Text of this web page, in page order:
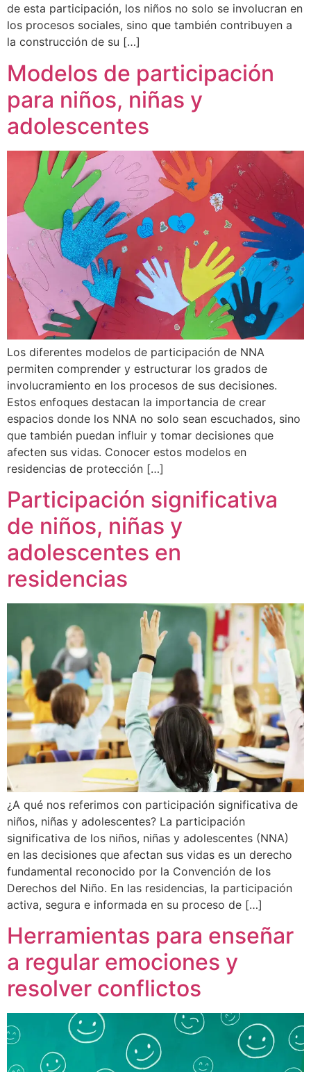
de esta participación, los niños no solo se involucran en
los procesos sociales, sino que también contribuyen a
la construcción de su […]
Modelos de participación
para niños, niñas y
adolescentes
Los diferentes modelos de participación de NNA
permiten comprender y estructurar los grados de
involucramiento en los procesos de sus decisiones.
Estos enfoques destacan la importancia de crear
espacios donde los NNA no solo sean escuchados, sino
que también puedan influir y tomar decisiones que
afecten sus vidas. Conocer estos modelos en
residencias de protección […]
Participación significativa
de niños, niñas y
adolescentes en
residencias
¿A qué nos referimos con participación significativa de
niños, niñas y adolescentes? La participación
significativa de los niños, niñas y adolescentes (NNA)
en las decisiones que afectan sus vidas es un derecho
fundamental reconocido por la Convención de los
Derechos del Niño. En las residencias, la participación
activa, segura e informada en su proceso de […]
Herramientas para enseñar
a regular emociones y
resolver conflictos